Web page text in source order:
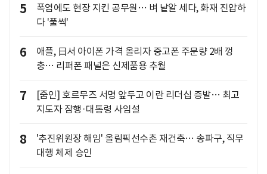
5
폭염에도 현장 지킨 공무원… 벼 낱알 세다, 화재 진압하
다 '풀썩'
6
애플, 日서 아이폰 가격 올리자 중고폰 주문량 2배 껑
충… 리퍼폰 패널은 신제품용 추월
7
[줌인] 호르무즈 서명 앞두고 이란 리더십 증발… 최고
지도자 잠행·대통령 사임설
8
'추진위원장 해임' 올림픽선수촌 재건축… 송파구, 직무
대행 체제 승인